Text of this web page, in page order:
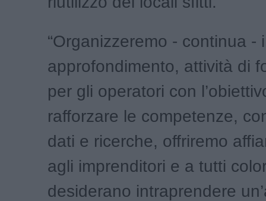
“Organizzeremo - continua -
approfondimento, attività di
per gli operatori con
rafforzare le competenze,
dati e ricerche, offriremo
agli imprenditori e a tutti
desiderano intraprendere